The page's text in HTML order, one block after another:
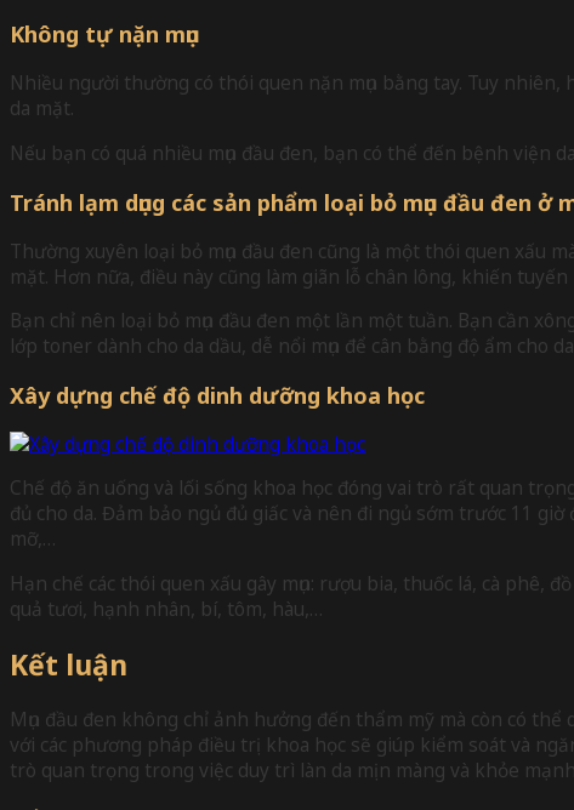
Không tự nặn mụn
Nhiều người thường có thói quen nặn mụn bằng tay. Tuy
da mặt.
Nếu bạn có quá nhiều mụn đầu đen, bạn có thể đến bệnh viện
Tránh lạm dụng các sản phẩm loại bỏ mụn đầu đen ở
Thường xuyên loại bỏ mụn đầu đen cũng là một thói quen xấu
mặt. Hơn nữa, điều này cũng làm giãn lỗ chân lông, khiến
Bạn chỉ nên loại bỏ mụn đầu đen một lần một tuần. Bạn cần
lớp toner dành cho da dầu, dễ nổi mụn để cân bằng độ ẩm cho
Xây dựng chế độ dinh dưỡng khoa học
Chế độ ăn uống và lối sống khoa học đóng vai trò rất quan
đủ cho da. Đảm bảo ngủ đủ giấc và nên đi ngủ sớm trước 11
mỡ,…
Hạn chế các thói quen xấu gây mụn: rượu bia, thuốc lá, cà phê,
quả tươi, hạnh nhân, bí, tôm, hàu,…
Kết luận
Mụn đầu đen không chỉ ảnh hưởng đến thẩm mỹ mà còn có
với các phương pháp điều trị khoa học sẽ giúp kiểm soát và
trò quan trọng trong việc duy trì làn da mịn màng và khỏe